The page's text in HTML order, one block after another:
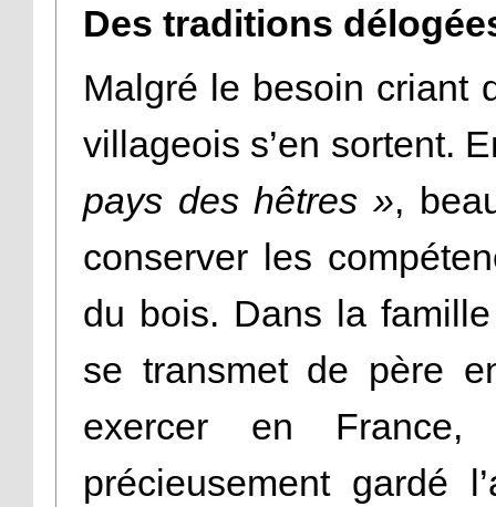
Des traditions
Malgré le besoin criant
villageois s’en sortent.
pays des hêtres »,
conserver les
du bois. Dans la
se transmet de père
exercer en
précieusement gardé